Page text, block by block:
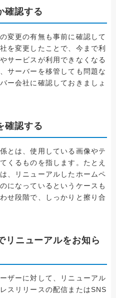
確認する
変更の有無も事前に確認して
を変更したことで、今まで利
サービスが利用できなくなる
サーバーを移管しても問題な
ー会社に確認しておきましょ
確認する
とは、使用している画像やテ
くるものを指します。たとえ
、リニューアルしたホームペ
になっているというケースも
せ段階で、しっかりと擦り合
リニューアルをお知ら
ザーに対して、リニューアル
スリリースの配信またはSNS